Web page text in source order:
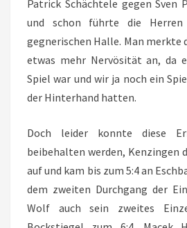
Patrick Schächtele gegen Sven
und schon führte die
gegnerischen Halle. Man merkte
etwas mehr Nervösität an, da
Spiel war und wir ja noch ein
der Hinterhand hatten.
Doch leider konnte diese
beibehalten werden, Kenzingen
auf und kam bis zum 5:4 an
dem zweiten Durchgang der
Wolf auch sein zweites